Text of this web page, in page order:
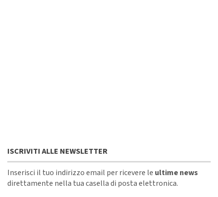
ISCRIVITI ALLE NEWSLETTER
Inserisci il tuo indirizzo email per ricevere le ultime news
direttamente nella tua casella di posta elettronica.